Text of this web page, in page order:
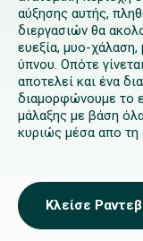
αύξησης αυτής,
διεργασιών θα
ευεξία, μυο-
ύπνου. Οπότε
αποτελεί και ένα
διαμορφώνουμε το
μάλαξης με βάση
κυριώς μέσα απο τη
Κλείσε